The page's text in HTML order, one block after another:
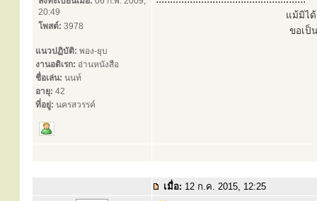
20:49
โพสต์: 3978
แนวปฏิบัติ: พอง-ยุบ
งานอดิเรก: อ่านหนังสือ
ชื่อเล่น: นนท์
อายุ: 42
ที่อยู่: นครสวรรค์
แม้มิได้
ขอเป็
เมื่อ: 12 ก.ค. 2015, 12:25